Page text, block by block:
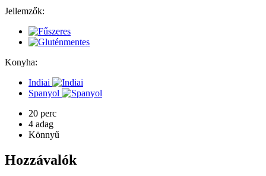
Jellemzők:
Konyha:
Indiai
Spanyol
20 perc
4 adag
Könnyű
Hozzávalók